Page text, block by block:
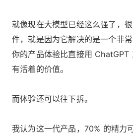
就像现在大模型已经这么强了，
件，就是因为它解决的是一个非
你的产品体验比直接用
有活着的价值。
而体验还可以往下拆。
我认为这一代产品，70% 的精力